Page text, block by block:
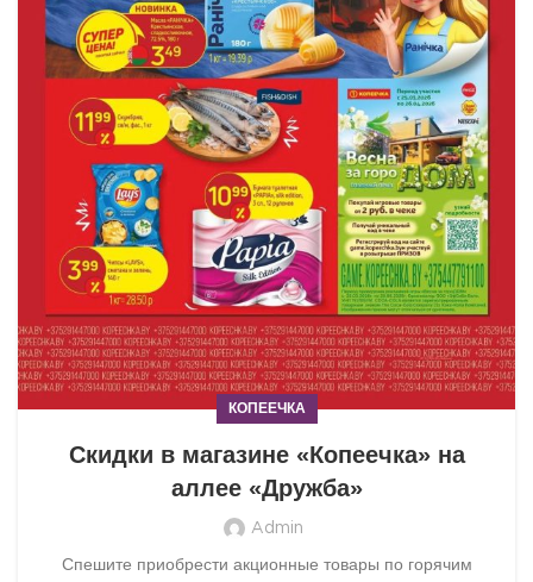
КОПЕЕЧКА
Скидки в магазине «Копеечка» на
аллее «Дружба»
Admin
Спешите приобрести акционные товары по горячим